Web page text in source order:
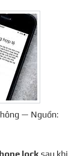
— Nguồn:
lock sau khi